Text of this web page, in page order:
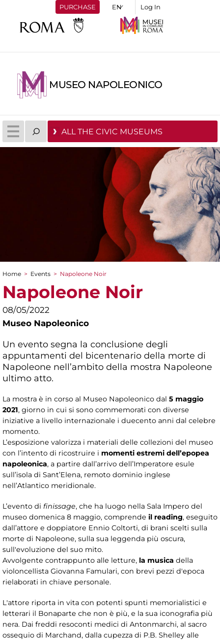
PURCHASE Log In
MUSEO NAPOLEONICO
ALL THE CIVIC MUSEUMS
You are here
Home > Events > Napoleone Noir
Napoleone Noir
08/05/2022
Museo Napoleonico
Un evento segna la conclusione degli
appuntamenti del bicentenario della morte di
Napoleone nell’ambito della mostra Napoleone
ultimo atto.
La mostra è in corso al Museo Napoleonico dal 5 maggio
2021, giorno in cui si sono commemorati con diverse
iniziative a livello internazionale i duecento anni dal celebre
momento.
L’esposizione valorizza i materiali delle collezioni del museo
con l’intento di ricostruire i momenti estremi dell’epopea
napoleonica, a partire dall’arrivo dell’Imperatore esule
sull’isola di Sant’Elena, remoto dominio inglese
nell’Atlantico meridionale.
L’evento di finissage, che ha luogo nella Sala Impero del
museo domenica 8 maggio, comprende il reading, eseguito
dall’attore e doppiatore Ennio Coltorti, di brani scelti sulla
morte di Napoleone, sulla sua leggenda più oscura,
sull'evoluzione del suo mito.
Avvolgente contrappunto alle letture, la musica della
violoncellista Giovanna Famulari, con brevi pezzi d'epoca
rielaborati in chiave personale.
L'attore riporta in vita con potenti spunti memorialistici e
letterari il Bonaparte che non è più, e la sua iconografia più
nera. Dai freddi resoconti medici di Antonmarchi, al sacro
ossequio di Marchand, dalla cupezza di P.B. Shelley alle